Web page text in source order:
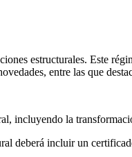
estructurales. Este
entre las que
incluyendo la
deberá incluir un